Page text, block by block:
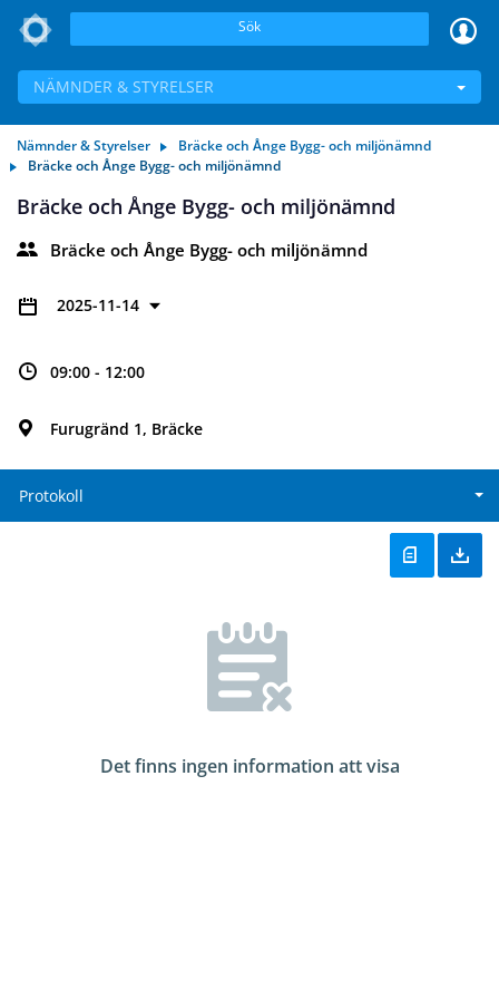
Sök
NÄMNDER & STYRELSER
Nämnder & Styrelser
Bräcke och Ånge Bygg- och miljönämnd
Bräcke och Ånge Bygg- och miljönämnd
Bräcke och Ånge Bygg- och miljönämnd
Bräcke och Ånge Bygg- och miljönämnd
2025-11-14
09:00 - 12:00
Furugränd 1, Bräcke
Protokoll
Det finns ingen information att visa